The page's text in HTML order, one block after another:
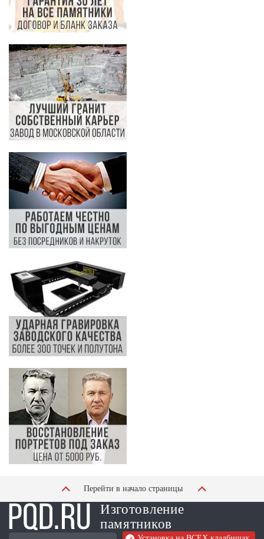
Перейти в начало страницы
Изготовление
памятников